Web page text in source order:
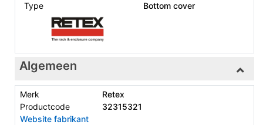
Type
Bottom cover
Algemeen
Merk
Retex
Productcode
32315321
Website fabrikant